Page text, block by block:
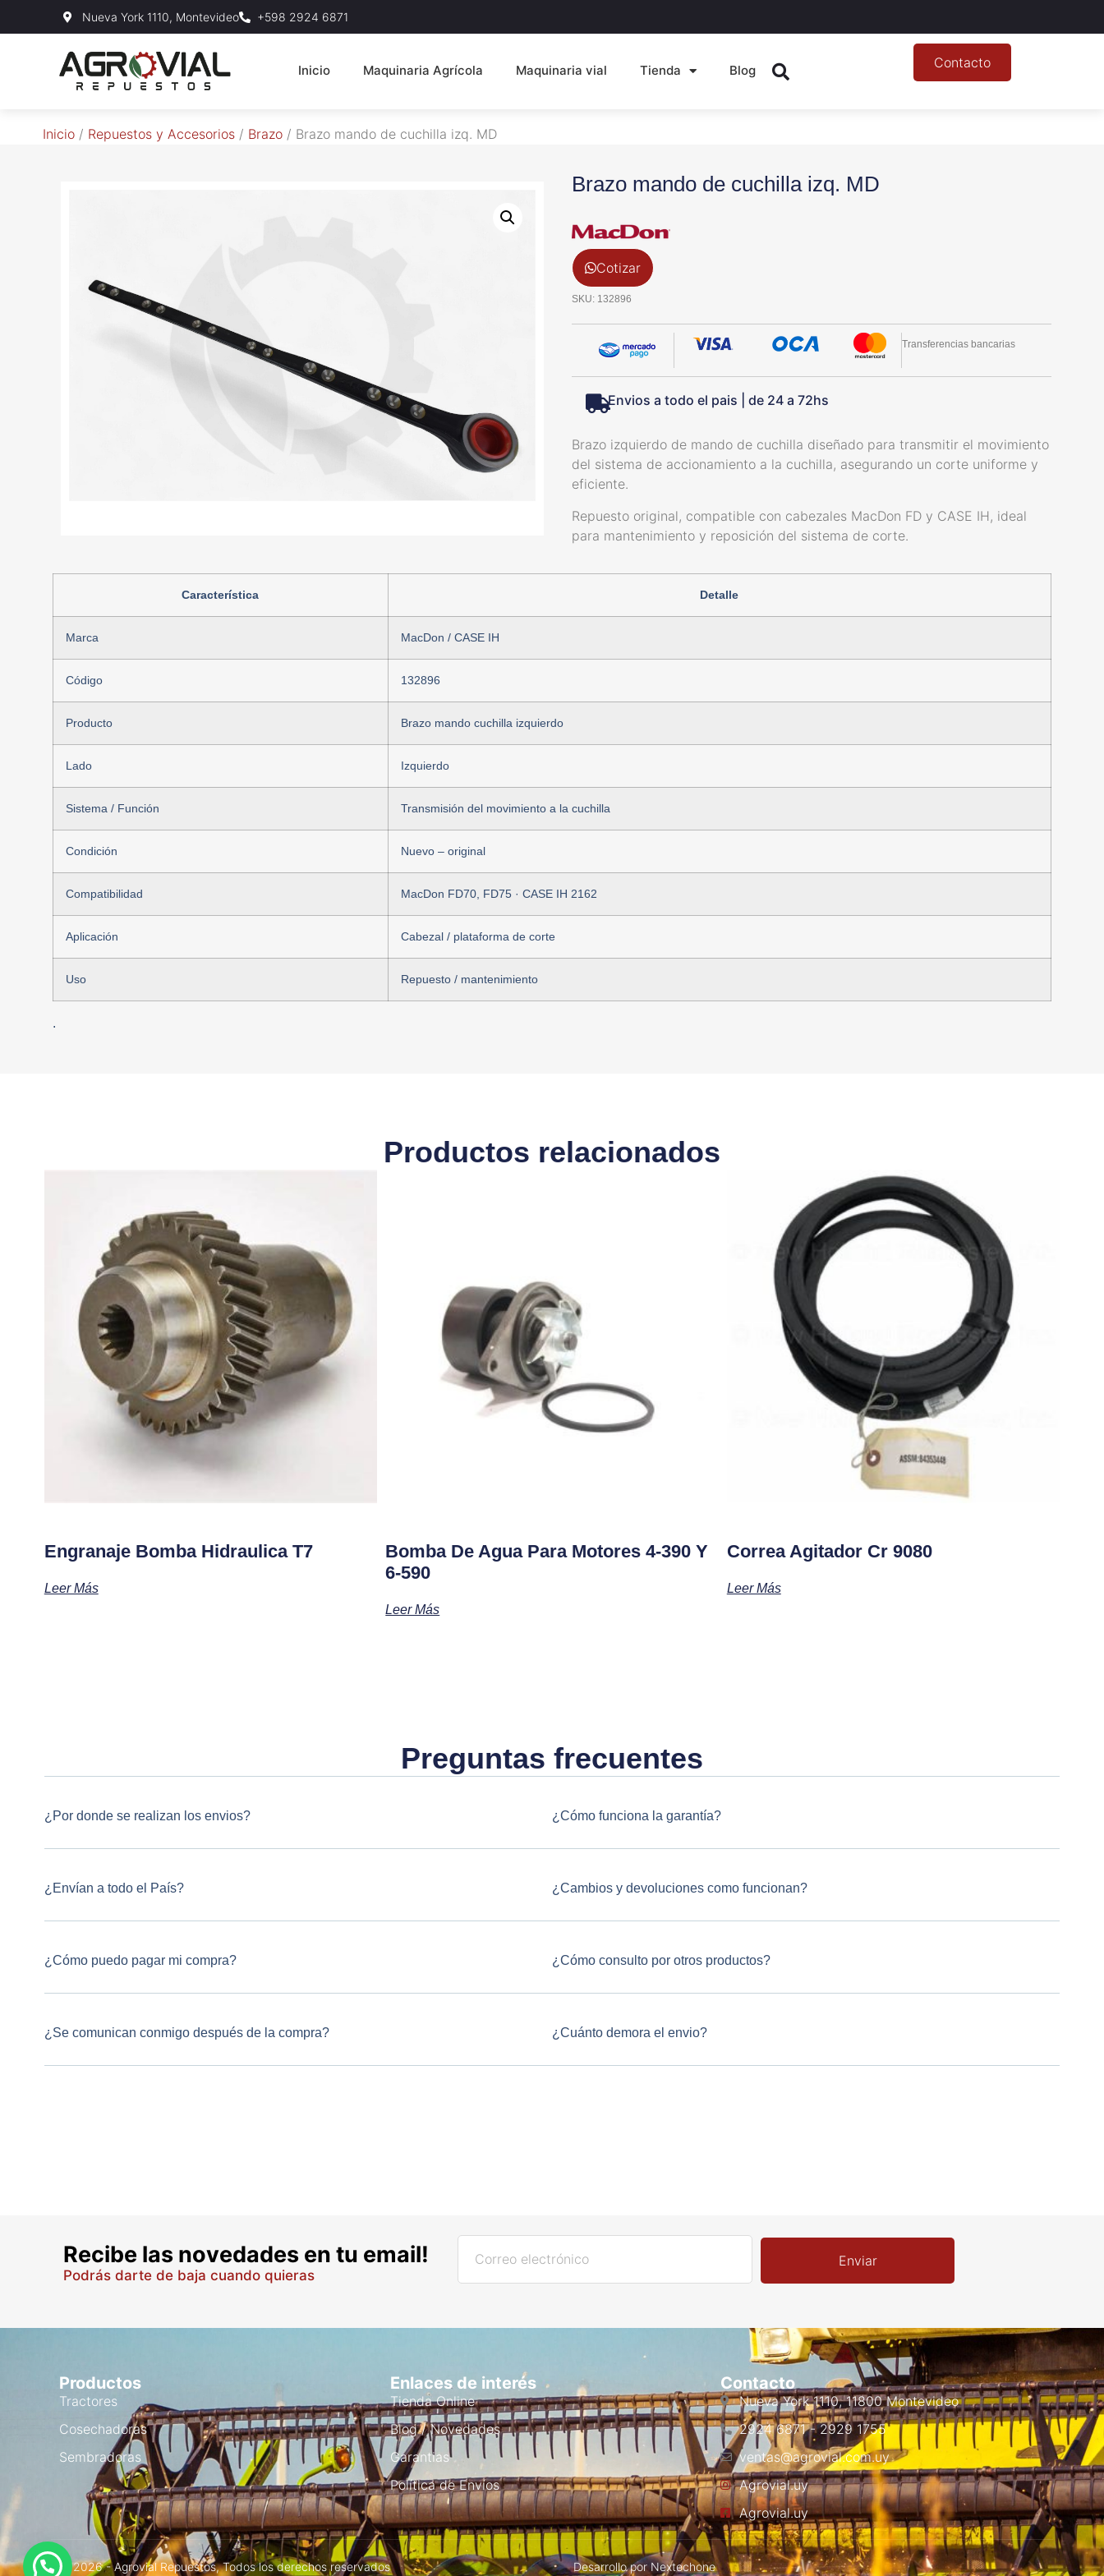
Nueva York 1110, Montevideo +598 2924 6871
Inicio Maquinaria Agrícola Maquinaria vial Tienda Blog Contacto
Inicio / Repuestos y Accesorios / Brazo / Brazo mando de cuchilla izq. MD
Brazo mando de cuchilla izq. MD
Cotizar
SKU: 132896
Transferencias bancarias
Envios a todo el pais | de 24 a 72hs
Brazo izquierdo de mando de cuchilla diseñado para transmitir el movimiento
del sistema de accionamiento a la cuchilla, asegurando un corte uniforme y
eficiente.
Repuesto original, compatible con cabezales MacDon FD y CASE IH, ideal
para mantenimiento y reposición del sistema de corte.
Característica Detalle
Marca MacDon / CASE IH
Código 132896
Producto Brazo mando cuchilla izquierdo
Lado Izquierdo
Sistema / Función Transmisión del movimiento a la cuchilla
Condición Nuevo – original
Compatibilidad MacDon FD70, FD75 · CASE IH 2162
Aplicación Cabezal / plataforma de corte
Uso Repuesto / mantenimiento
.
Productos relacionados
Engranaje Bomba Hidraulica T7
Leer Más
Bomba De Agua Para Motores 4-390 Y
6-590
Leer Más
Correa Agitador Cr 9080
Leer Más
Preguntas frecuentes
¿Por donde se realizan los envios?
¿Envían a todo el País?
¿Cómo puedo pagar mi compra?
¿Se comunican conmigo después de la compra?
¿Cómo funciona la garantía?
¿Cambios y devoluciones como funcionan?
¿Cómo consulto por otros productos?
¿Cuánto demora el envio?
Recibe las novedades en tu email!
Podrás darte de baja cuando quieras
Enviar
Productos
Tractores
Cosechadoras
Sembradoras
Enlaces de interés
Tienda Online
Blog / Novedades
Garantias
Política de Envíos
Contacto
Nueva York 1110, 11800 Montevideo
2924 6871 - 2929 1755
ventas@agrovial.com.uy
Agrovial.uy
Agrovial.uy
© 2026 - Agrovial Repuestos, Todos los derechos reservados Desarrollo porNextechone